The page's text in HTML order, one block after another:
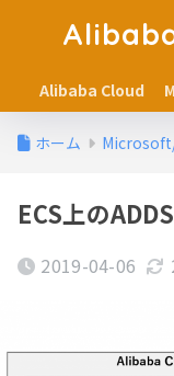
Alibaba Cloud
ホーム
ECS上の
2019-04-06